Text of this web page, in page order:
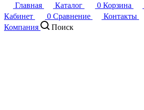
Главная
Каталог 0 Корзина
Кабинет
0 Сравнение Контакты
Компания
Поиск